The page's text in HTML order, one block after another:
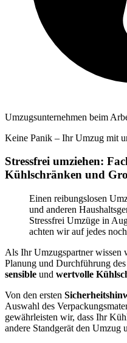
Umzugsunternehmen beim
Keine Panik – Ihr Umzug mit
Stressfrei umziehen:
Kühlschränken und
Einen reibungslosen
und anderen
Stressfrei Umzüge in
achten wir auf jedes
Als Ihr Umzugspartner wissen
Planung und Durchführung
sensible und wertvolle
Von den ersten
Auswahl des
gewährleisten wir, dass Ihr
andere Standgerät den Umzug